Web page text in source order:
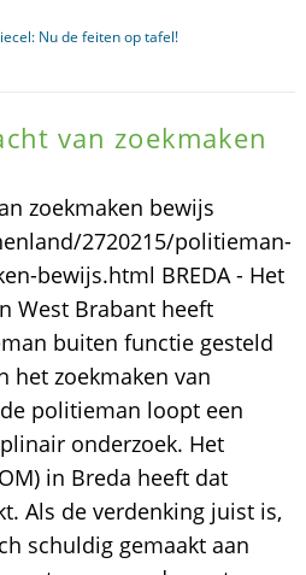
Nu de feiten op tafel!
van zoekmaken
zoekmaken bewijs
2720215/politieman-
bewijs.html BREDA - Het
West Brabant heeft
buiten functie gesteld
het zoekmaken van
politieman loopt een
onderzoek. Het
in Breda heeft dat
Als de verdenking juist is,
schuldig gemaakt aan